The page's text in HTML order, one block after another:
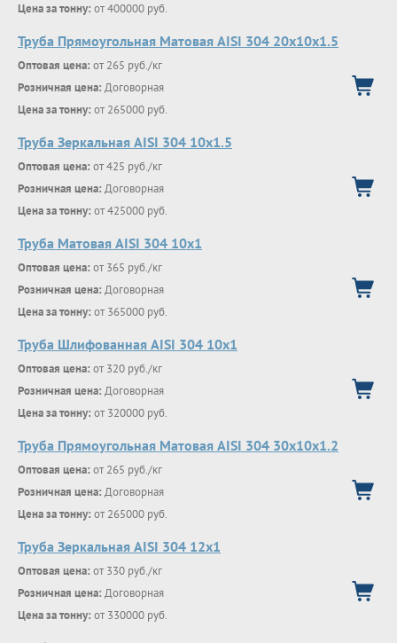
Цена за тонну: от 400000 руб.
Труба Прямоугольная Матовая AISI 304 20х10х1.5
Оптовая цена: от 265 руб./кг
Розничная цена: Договорная
Цена за тонну: от 265000 руб.
Труба Зеркальная AISI 304 10х1.5
Оптовая цена: от 425 руб./кг
Розничная цена: Договорная
Цена за тонну: от 425000 руб.
Труба Матовая AISI 304 10х1
Оптовая цена: от 365 руб./кг
Розничная цена: Договорная
Цена за тонну: от 365000 руб.
Труба Шлифованная AISI 304 10х1
Оптовая цена: от 320 руб./кг
Розничная цена: Договорная
Цена за тонну: от 320000 руб.
Труба Прямоугольная Матовая AISI 304 30х10х1.2
Оптовая цена: от 265 руб./кг
Розничная цена: Договорная
Цена за тонну: от 265000 руб.
Труба Зеркальная AISI 304 12х1
Оптовая цена: от 330 руб./кг
Розничная цена: Договорная
Цена за тонну: от 330000 руб.